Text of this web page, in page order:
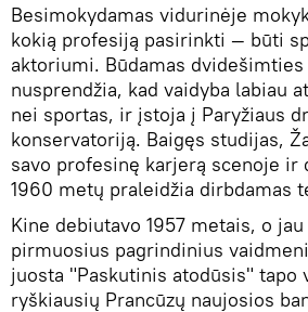
Besimokydamas vidurinėje
kokią profesiją pasirinkti — būti
aktoriumi. Būdamas
nusprendžia, kad vaidyba labiau
nei sportas, ir įstoja į Paryžiaus
konservatoriją. Baigęs studijas,
savo profesinę karjerą scenoje ir
1960 metų praleidžia dirbdamas
Kine debiutavo 1957 metais, o
pirmuosius pagrindinius
juosta "Paskutinis atodūsis" tapo
ryškiausių Prancūzų naujosios